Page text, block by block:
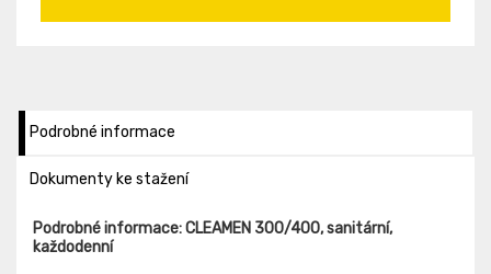
Podrobné informace
Dokumenty ke stažení
Podrobné informace: CLEAMEN 300/400, sanitární,
každodenní